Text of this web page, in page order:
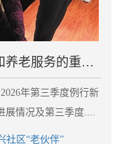
民政部：2026年第三季度老龄和养老服务的重点工作
年第三季度例行新
情况及第三季度....